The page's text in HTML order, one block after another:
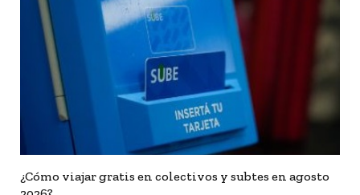
¿Cómo viajar gratis en colectivos y subtes en agosto